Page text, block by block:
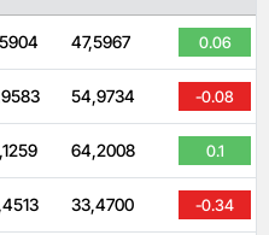
47,5967 0.06
54,9734 -0.08
64,2008 0.1
33,4700 -0.34